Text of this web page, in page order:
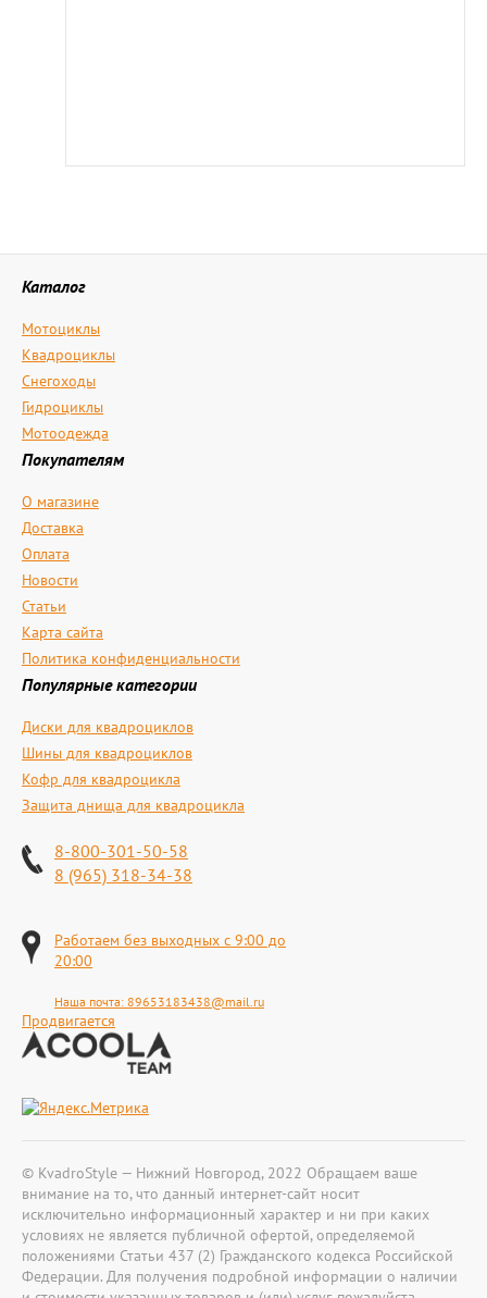
Каталог
Мотоциклы
Квадроциклы
Снегоходы
Гидроциклы
Мотоодежда
Покупателям
О магазине
Доставка
Оплата
Новости
Статьи
Карта сайта
Политика конфиденциальности
Популярные категории
Диски для квадроциклов
Шины для квадроциклов
Кофр для квадроцикла
Защита днища для квадроцикла
8-800-301-50-58
8 (965) 318-34-38
Работаем без выходных с 9:00 до
20:00
Наша почта: 89653183438@mail.ru
Продвигается
© KvadroStyle — Нижний Новгород, 2022 Обращаем ваше
внимание на то, что данный интернет-сайт носит
исключительно информационный характер и ни при каких
условиях не является публичной офертой, определяемой
положениями Статьи 437 (2) Гражданского кодекса Российской
Федерации. Для получения подробной информации о наличии